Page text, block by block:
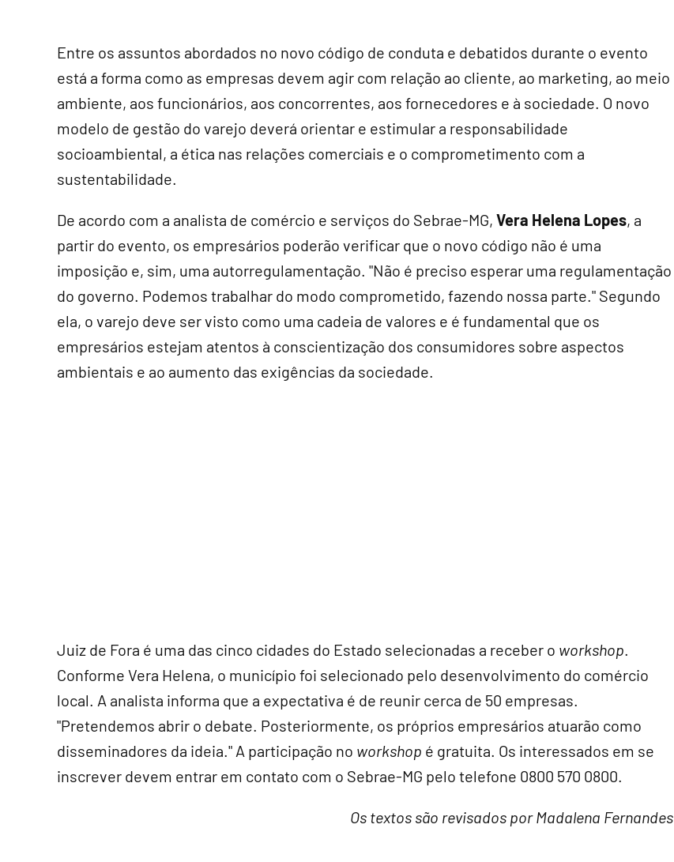
Entre os assuntos abordados no novo código de conduta e debatidos durante o evento
está a forma como as empresas devem agir com relação ao cliente, ao marketing, ao meio
ambiente, aos funcionários, aos concorrentes, aos fornecedores e à sociedade. O novo
modelo de gestão do varejo deverá orientar e estimular a responsabilidade
socioambiental, a ética nas relações comerciais e o comprometimento com a
sustentabilidade.
De acordo com a analista de comércio e serviços do Sebrae-MG, Vera Helena Lopes, a
partir do evento, os empresários poderão verificar que o novo código não é uma
imposição e, sim, uma autorregulamentação. "Não é preciso esperar uma regulamentação
do governo. Podemos trabalhar do modo comprometido, fazendo nossa parte." Segundo
ela, o varejo deve ser visto como uma cadeia de valores e é fundamental que os
empresários estejam atentos à conscientização dos consumidores sobre aspectos
ambientais e ao aumento das exigências da sociedade.
Juiz de Fora é uma das cinco cidades do Estado selecionadas a receber o workshop.
Conforme Vera Helena, o município foi selecionado pelo desenvolvimento do comércio
local. A analista informa que a expectativa é de reunir cerca de 50 empresas.
"Pretendemos abrir o debate. Posteriormente, os próprios empresários atuarão como
disseminadores da ideia." A participação no workshop é gratuita. Os interessados em se
inscrever devem entrar em contato com o Sebrae-MG pelo telefone 0800 570 0800.
Os textos são revisados por Madalena Fernandes